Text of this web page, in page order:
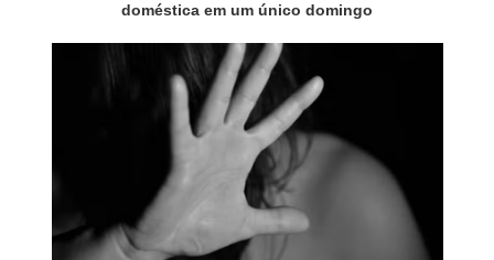
doméstica em um único domingo